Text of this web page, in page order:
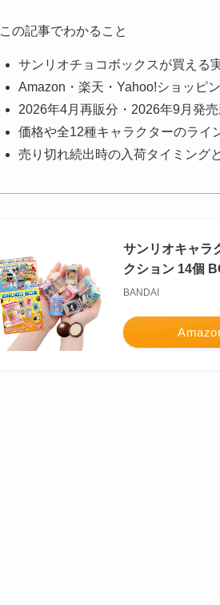
この記事でわかること
サンリオチョコボックスが買える
Amazon・楽天・Yahoo!ショッピ
2026年4月再販分・2026年9月発
価格や全12種キャラクターのライ
売り切れ続出時の入荷タイミング
サンリオキャラ
クション 14個
BANDAI